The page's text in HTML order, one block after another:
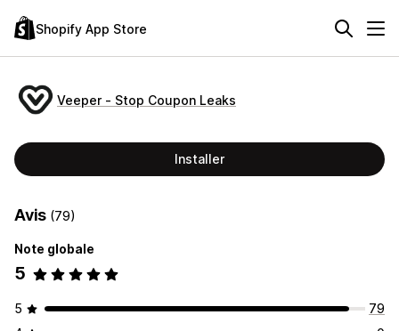
Shopify App Store
Veeper ‑ Stop Coupon Leaks
Installer
Avis (79)
Note globale
5
5
79